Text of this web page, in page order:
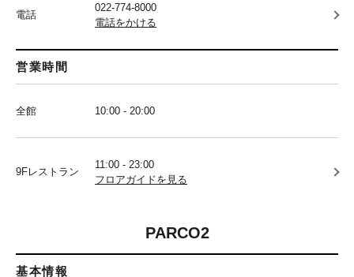
電話
022-774-8000
電話をかける
営業時間
全館 10:00 - 20:00
9Fレストラン
11:00 - 23:00
フロアガイドを見る
PARCO2
基本情報